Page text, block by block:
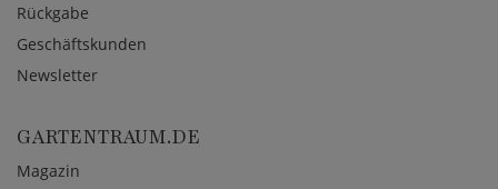
Rückgabe
Geschäftskunden
Newsletter
GARTENTRAUM.DE
Magazin